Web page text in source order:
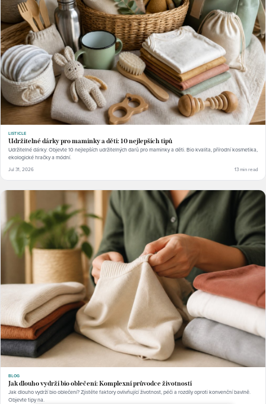
LISTICLE
Udržitelné dárky pro maminky a děti: 10 nejlepších tipů
Udržitelné dárky: Objevte 10 nejlepších udržitelných darů pro maminky a děti. Bio kvalita, přírodní kosmetika,
ekologické hračky a módní.
Jul 31, 2026 13 min read
BLOG
Jak dlouho vydrží bio oblečení: Komplexní průvodce životností
Jak dlouho vydrží bio oblečení? Zjistěte faktory ovlivňující životnost, péči a rozdíly oproti konvenční bavlně.
Objevte tipy na.